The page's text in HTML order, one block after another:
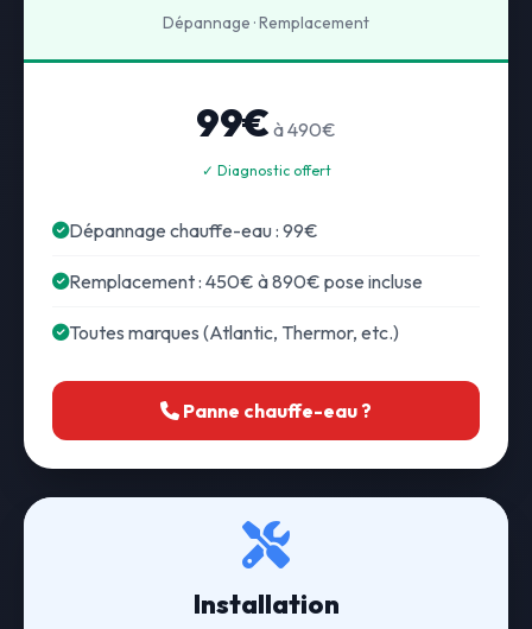
Dépannage · Remplacement
99€ à 490€
✓ Diagnostic offert
Dépannage chauffe-eau : 99€
Remplacement : 450€ à 890€ pose incluse
Toutes marques (Atlantic, Thermor, etc.)
Panne chauffe-eau ?
Installation